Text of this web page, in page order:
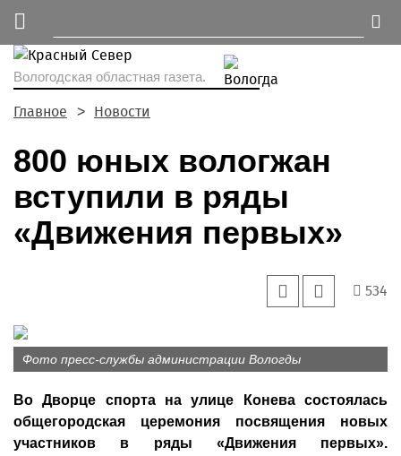
Вологодская областная газета.
Главное Новости
800 юных вологжан
вступили в ряды
«Движения первых»
534
Фото пресс-службы администрации Вологды
Во Дворце спорта на улице Конева состоялась
общегородская церемония посвящения новых
участников в ряды «Движения первых».